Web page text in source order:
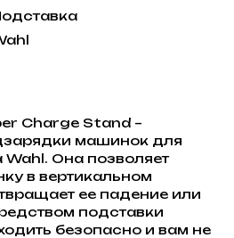
Charge Stand –
машинок для
Она позволяет
в вертикальном
ее падение или
подставки
безопасно и вам не